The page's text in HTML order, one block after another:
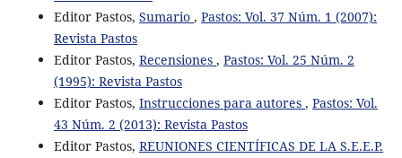
Editor Pastos, Sumario , Pastos: Vol. 37 Núm. 1 (2007):
Revista Pastos
Editor Pastos, Recensiones , Pastos: Vol. 25 Núm. 2
(1995): Revista Pastos
Editor Pastos, Instrucciones para autores , Pastos: Vol.
43 Núm. 2 (2013): Revista Pastos
Editor Pastos, REUNIONES CIENTÍFICAS DE LA S.E.E.P.